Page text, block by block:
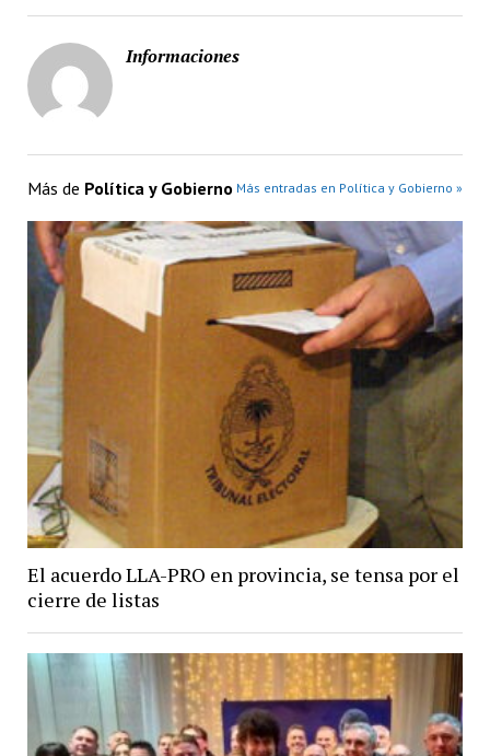
Informaciones
Más de Política y Gobierno Más entradas en Política y Gobierno »
El acuerdo LLA-PRO en provincia, se tensa por el
cierre de listas